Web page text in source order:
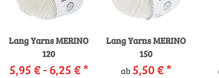
Lang Yarns MERINO
120
5,95 € -6,25 €*
Lang Yarns MERINO
150
ab 5,50 €*